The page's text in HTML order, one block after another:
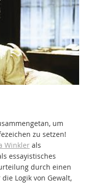
um
zu setzen!
Winkler als
essayistisches
durch einen
Logik von Gewalt,